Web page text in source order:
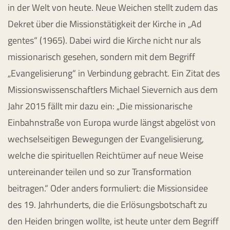
in der Welt von heute. Neue Weichen stellt zudem das
Dekret über die Missionstätigkeit der Kirche in „Ad
gentes“ (1965). Dabei wird die Kirche nicht nur als
missionarisch gesehen, sondern mit dem Begriff
„Evangelisierung“ in Verbindung gebracht. Ein Zitat des
Missionswissenschaftlers Michael Sievernich aus dem
Jahr 2015 fällt mir dazu ein: „Die missionarische
Einbahnstraße von Europa wurde längst abgelöst von
wechselseitigen Bewegungen der Evangelisierung,
welche die spirituellen Reichtümer auf neue Weise
untereinander teilen und so zur Transformation
beitragen.“ Oder anders formuliert: die Missionsidee
des 19. Jahrhunderts, die die Erlösungsbotschaft zu
den Heiden bringen wollte, ist heute unter dem Begriff